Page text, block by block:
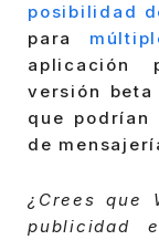
posibilidad
para
aplicación
versión
que podrían
de
¿Crees que
publicidad